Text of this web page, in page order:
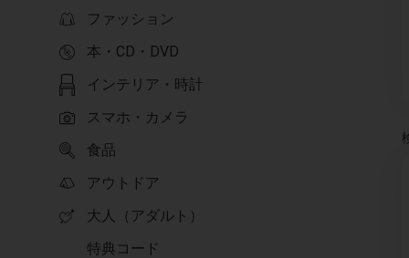
ファッション
本・CD・DVD
インテリア・時計
スマホ・カメラ
食品
アウトドア
大人（アダルト）
特典コード